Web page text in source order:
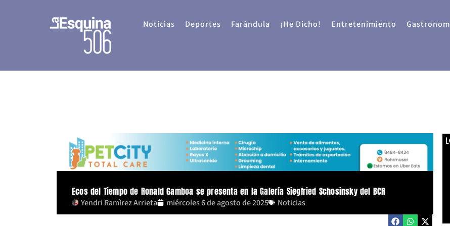
Noticias Deportes Farándula ¡He Dicho! Entretenimiento
Ecos del Tiempo de Ronald Gamboa se presenta en la Galería Siegfried Schosinsky del BCR
Yendri Ramìrez Arrieta miércoles 6 de agosto de 2025 Noticias